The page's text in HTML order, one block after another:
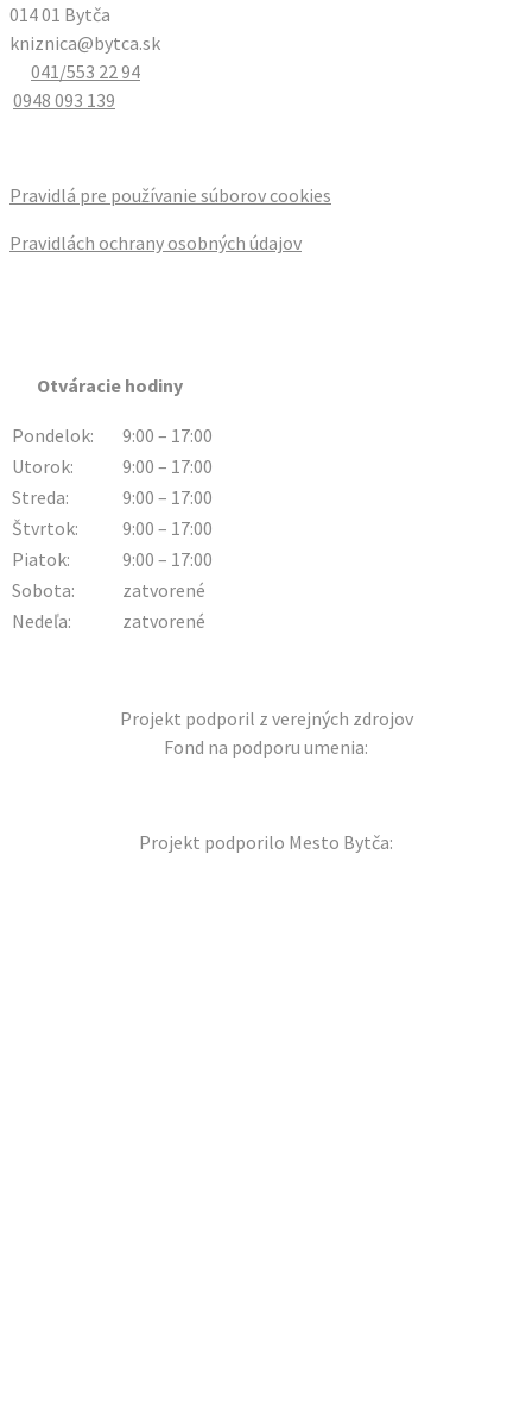
014 01 Bytča
kniznica@bytca.sk
041/553 22 94
0948 093 139
Pravidlá pre používanie súborov cookies
Pravidlách ochrany osobných údajov
Otváracie hodiny
Pondelok:
9:00 – 17:00
Utorok:
9:00 – 17:00
Streda:
9:00 – 17:00
Štvrtok:
9:00 – 17:00
Piatok:
9:00 – 17:00
Sobota:
zatvorené
Nedeľa:
zatvorené
Projekt podporil z verejných zdrojov
Fond na podporu umenia:
Projekt podporilo Mesto Bytča: